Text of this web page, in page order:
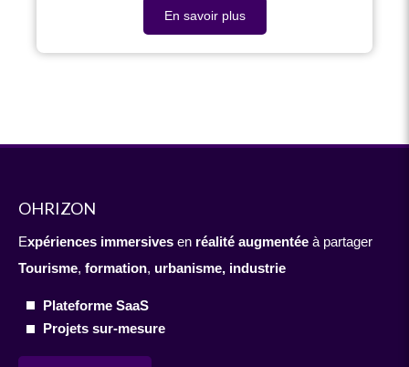
En savoir plus
OHRIZON
Expériences immersives en réalité augmentée à partager
Tourisme, formation, urbanisme, industrie
Plateforme SaaS
Projets sur-mesure